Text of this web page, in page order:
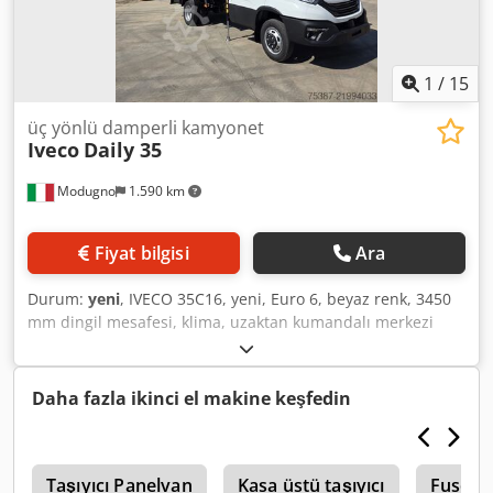
1 / 15
Modugno 1.590 km
üç yönlü damperli kamyonet
Iveco Daily 35
Fiyat bilgisi Ara
Durum: yeni, IVECO 35C16, yeni, Euro 6, beyaz renk, 3450
mm dingil mesafesi, klima, uzaktan kumandalı merkezi
kilit, sesli alarm, süspansiyonlu sürücü koltuğu, takviyeli
yaprak yaylar, burulma çubuğu, denge çubuğu, elektrikli
camlar ve aynalar, sis farları, yeni üç taraflı damperli kasa,
TR30 alüminyum yan paneller, ön ve arka direk taşıyıcı,
yeni PM 36.3 marka vinç, 3 hidrolik uzatmalı. Dkodpfxey
Uhvvj Abper
Daha fazla ikinci el makine keşfedin
Taşıyıcı Panelvan Kasa üstü taşıyıcı Fuso